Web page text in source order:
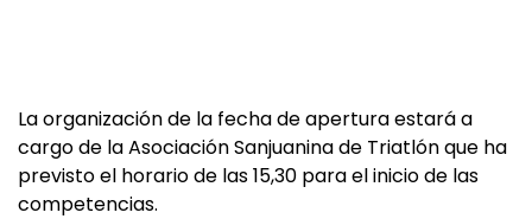
La organización de la fecha de apertura estará a
cargo de la Asociación Sanjuanina de Triatlón que ha
previsto el horario de las 15,30 para el inicio de las
competencias.